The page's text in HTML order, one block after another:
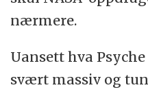
nærmere.
Uansett hva
svært massiv og